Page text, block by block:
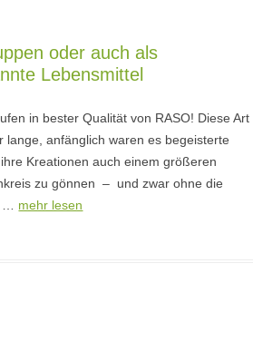
oder auch als
Lebensmittel
in bester Qualität von RASO! Diese Art
lange, anfänglich waren es begeisterte
Kreationen auch einem größeren
zu gönnen – und zwar ohne die
… mehr lesen